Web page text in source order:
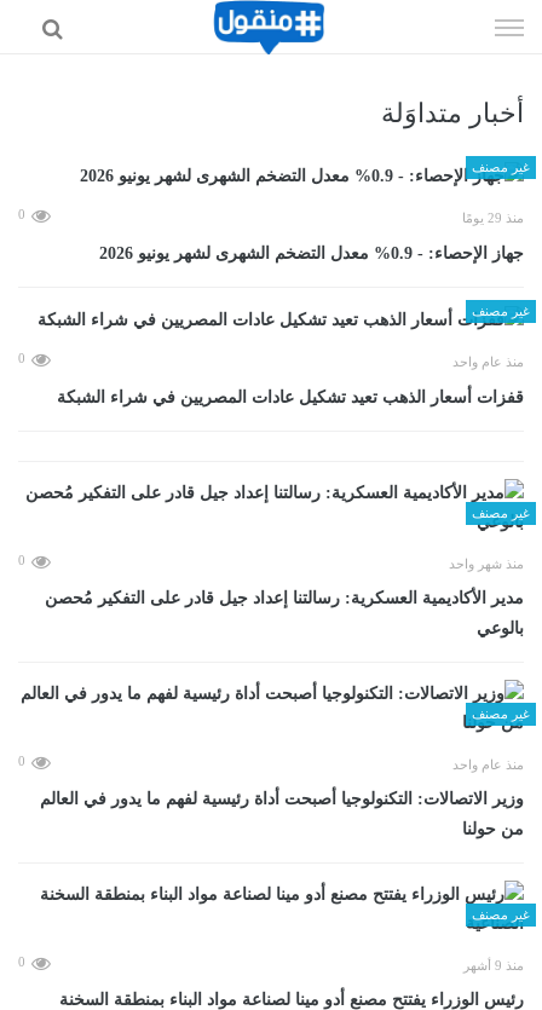
الى
أخبار متداوَلة
غير مصنف
منذ 29 يومًا 0
جهاز الإحصاء: - 0.9% معدل التضخم الشهرى لشهر يونيو 2026
غير مصنف
منذ عام واحد 0
قفزات أسعار الذهب تعيد تشكيل عادات المصريين في شراء الشبكة
غير مصنف
منذ شهر واحد 0
مدير الأكاديمية العسكرية: رسالتنا إعداد جيل قادر على التفكير مُحصن
بالوعي
غير مصنف
منذ عام واحد 0
وزير الاتصالات: التكنولوجيا أصبحت أداة رئيسية لفهم ما يدور في العالم
من حولنا
غير مصنف
منذ 9 أشهر 0
رئيس الوزراء يفتتح مصنع أدو مينا لصناعة مواد البناء بمنطقة السخنة